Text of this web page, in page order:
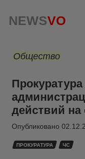
NEWSVO
Общество
действий на
Опубликовано
ПРОКУРАТУРА ЧС